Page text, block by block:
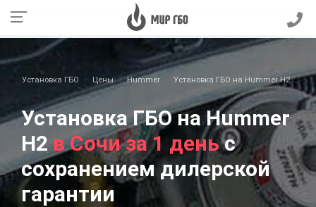
Установка ГБО Цены Hummer Установка ГБО на Hummer H2
Установка ГБО на Hummer
H2в Сочи за 1 деньс
сохранением дилерской
гарантии